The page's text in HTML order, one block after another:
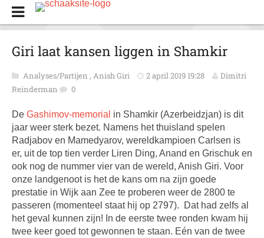
Giri laat kansen liggen in Shamkir
Analyses/Partijen , Anish Giri 2 april 2019 19:28
Dimitri
Reinderman
0
De Gashimov-memorial in Shamkir (Azerbeidzjan) is dit
jaar weer sterk bezet. Namens het thuisland spelen
Radjabov en Mamedyarov, wereldkampioen Carlsen is
er, uit de top tien verder Liren Ding, Anand en Grischuk en
ook nog de nummer vier van de wereld, Anish Giri. Voor
onze landgenoot is het de kans om na zijn goede
prestatie in Wijk aan Zee te proberen weer de 2800 te
passeren (momenteel staat hij op 2797). Dat had zelfs al
het geval kunnen zijn! In de eerste twee ronden kwam hij
twee keer goed tot gewonnen te staan. Eén van de twee